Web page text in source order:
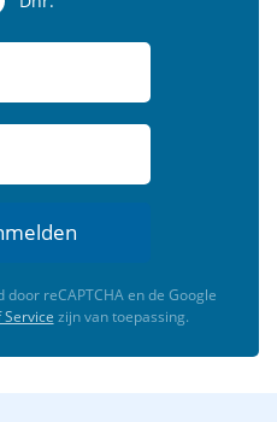
reCAPTCHA en de Google
zijn van toepassing.